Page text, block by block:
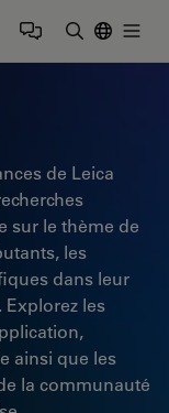
de Leica
sur le thème de
les
dans leur
les
ainsi que les
la communauté